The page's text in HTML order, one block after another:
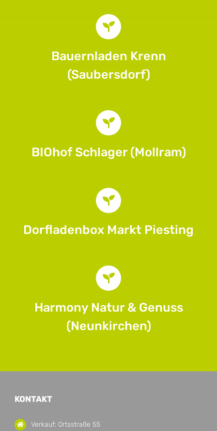
Bauernladen Krenn
(Saubersdorf)
BIOhof Schlager (Mollram)
Dorfladenbox Markt Piesting
Harmony Natur & Genuss
(Neunkirchen)
KONTAKT
Verkauf: Ortsstraße 55